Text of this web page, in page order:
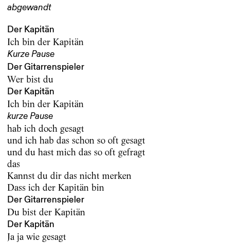
abgewandt
Der Kapitän
Ich bin der Kapitän
Kurze Pause
Der Gitarrenspieler
Wer bist du
Der Kapitän
Ich bin der Kapitän
kurze Pause
hab ich doch gesagt
und ich hab das schon so oft gesagt
und du hast mich das so oft gefragt
das
Kannst du dir das nicht merken
Dass ich der Kapitän bin
Der Gitarrenspieler
Du bist der Kapitän
Der Kapitän
Ja ja wie gesagt